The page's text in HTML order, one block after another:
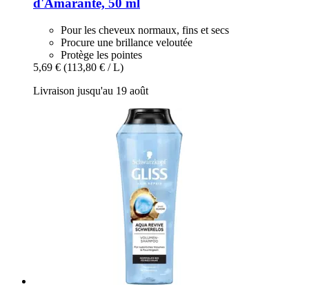
d'Amarante, 50 ml
Pour les cheveux normaux, fins et secs
Procure une brillance veloutée
Protège les pointes
5,69 € (113,80 € / L)
Livraison jusqu'au 19 août